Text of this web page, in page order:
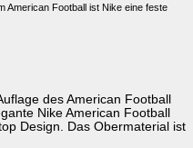
American Football ist Nike eine feste
des American Football
Nike American Football
Design. Das Obermaterial ist